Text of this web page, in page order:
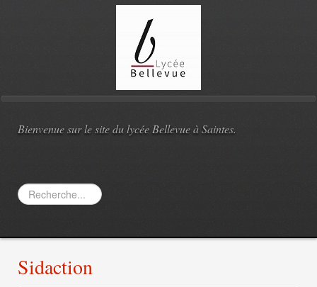
Bienvenue sur le site du lycée Bellevue à Saintes.
Rechercher
Sidaction